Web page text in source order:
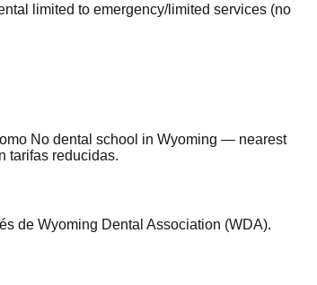
limited to emergency/limited services (no
No dental school in Wyoming — nearest
tarifas reducidas.
de Wyoming Dental Association (WDA).